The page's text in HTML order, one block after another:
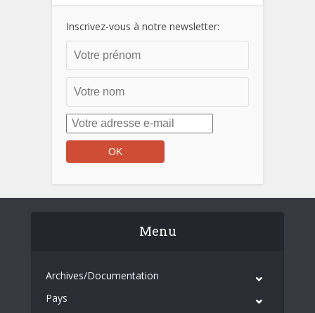
Inscrivez-vous à notre newsletter:
Menu
Archives/Documentation
Pays